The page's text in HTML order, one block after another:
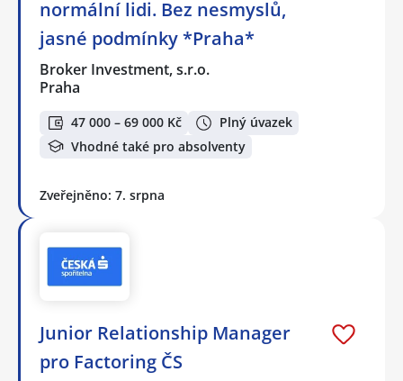
normální lidi. Bez nesmyslů,
jasné podmínky *Praha*
Broker Investment, s.r.o.
Praha
47 000 – 69 000 Kč
Plný úvazek
Vhodné také pro absolventy
Zveřejněno: 7. srpna
Junior Relationship Manager
pro Factoring ČS